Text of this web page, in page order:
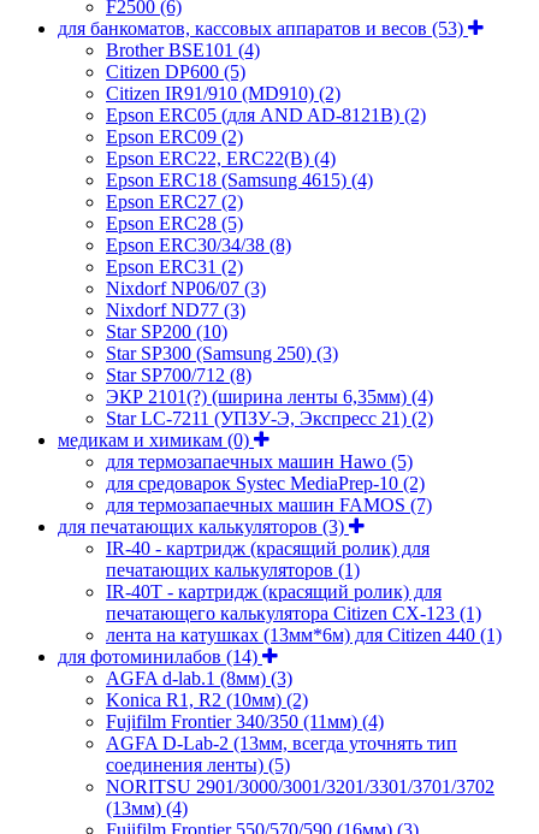
F2500 (6)
для банкоматов, кассовых аппаратов и весов (53)
Brother BSE101 (4)
Citizen DP600 (5)
Citizen IR91/910 (MD910) (2)
Epson ERC05 (для AND AD-8121B) (2)
Epson ERC09 (2)
Epson ERC22, ERC22(B) (4)
Epson ERC18 (Samsung 4615) (4)
Epson ERC27 (2)
Epson ERC28 (5)
Epson ERC30/34/38 (8)
Epson ERC31 (2)
Nixdorf NP06/07 (3)
Nixdorf ND77 (3)
Star SP200 (10)
Star SP300 (Samsung 250) (3)
Star SP700/712 (8)
ЭКР 2101(?) (ширина ленты 6,35мм) (4)
Star LC-7211 (УПЗУ-Э, Экспресс 21) (2)
медикам и химикам (0)
для термозапаечных машин Hawo (5)
для средоварок Systec MediaPrep-10 (2)
для термозапаечных машин FAMOS (7)
для печатающих калькуляторов (3)
IR-40 - картридж (красящий ролик) для
печатающих калькуляторов (1)
IR-40T - картридж (красящий ролик) для
печатающего калькулятора Citizen CX-123 (1)
лента на катушках (13мм*6м) для Citizen 440 (1)
для фотоминилабов (14)
AGFA d-lab.1 (8мм) (3)
Konica R1, R2 (10мм) (2)
Fujifilm Frontier 340/350 (11мм) (4)
AGFA D-Lab-2 (13мм, всегда уточнять тип
соединения ленты) (5)
NORITSU 2901/3000/3001/3201/3301/3701/3702
(13мм) (4)
Fujifilm Frontier 550/570/590 (16мм) (3)